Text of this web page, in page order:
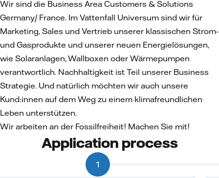
Wir sind die Business Area Customers & Solutions
Germany/ France. Im Vattenfall Universum sind wir für
Marketing, Sales und Vertrieb unserer klassischen Strom-
und Gasprodukte und unserer neuen Energielösungen,
wie Solaranlagen, Wallboxen oder Wärmepumpen
verantwortlich. Nachhaltigkeit ist Teil unserer Business
Strategie. Und natürlich möchten wir auch unsere
Kund:innen auf dem Weg zu einem klimafreundlichen
Leben unterstützen.
Wir arbeiten an der Fossilfreiheit! Machen Sie mit!
Application process
1